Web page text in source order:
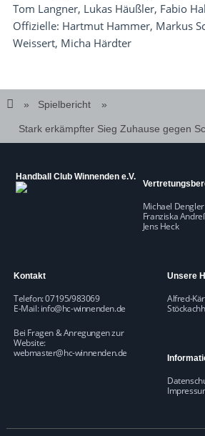
Tom Langner, Lukas Häußler, Fabio
Offizielle: Hartmut Hammer, Markus
Weissert, Micha Härdter
Spielbericht
Stark erkämpfter Sieg Zuhause gegen
Handball Club Winnenden e.V.
Michael Dengler
Franziska
Jens Heck
Kontakt
Telefon: 07195/983069
E-Mail:info@hc-winnenden.de
Bei Fragen & Anregungen zur
Website:
webmaster@hc-winnenden.de
Unsere
Alfred-